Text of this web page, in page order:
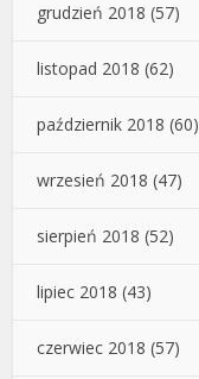
grudzień 2018 (57)
listopad 2018 (62)
październik 2018 (60)
wrzesień 2018 (47)
sierpień 2018 (52)
lipiec 2018 (43)
czerwiec 2018 (57)